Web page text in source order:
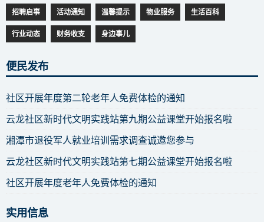
招聘启事 活动通知 温馨提示 物业服务 生活百科
行业动态 财务收支 身边事儿
便民发布
社区开展年度第二轮老年人免费体检的通知
云龙社区新时代文明实践站第九期公益课堂开始报名啦
湘潭市退役军人就业培训需求调查诚邀您参与
云龙社区新时代文明实践站第七期公益课堂开始报名啦
社区开展年度老年人免费体检的通知
实用信息